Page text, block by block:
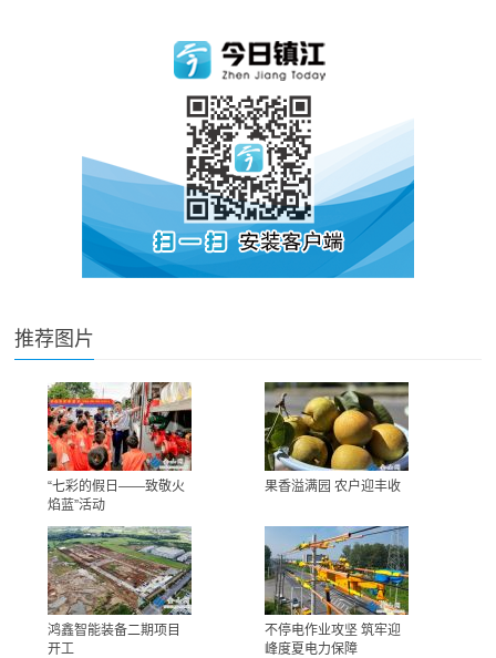
推荐图片
“七彩的假日——致敬火
焰蓝”活动
果香溢满园 农户迎丰收
鸿鑫智能装备二期项目
开工
不停电作业攻坚 筑牢迎
峰度夏电力保障